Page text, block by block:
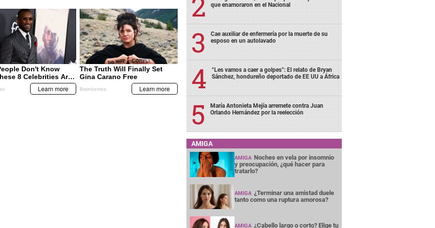
que enamoraron en el Nacional
Cae auxiliar de enfermería por la muerte de su
esposo en un autolavado
“Les vamos a caer a golpes”: El relato de Bryan
Sánchez, hondureño deportado de EE UU a África
María Antonieta Mejía arremete contra Juan
Orlando Hernández por la reelección
AMIGA
AMIGA Noches en vela por insomnio
y preocupación, ¿qué hacer para
tratarlo?
AMIGA ¿Terminar una amistad duele
tanto como una ruptura amorosa?
AMIGA ¿Cabello largo o corto? Elige tu